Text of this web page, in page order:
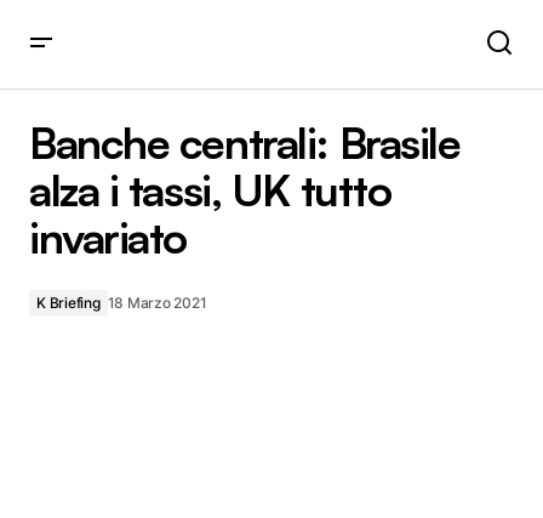
Banche centrali: Brasile
alza i tassi, UK tutto
invariato
K Briefing 18 Marzo 2021